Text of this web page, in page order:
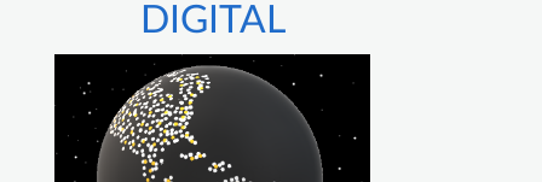
DIGITAL